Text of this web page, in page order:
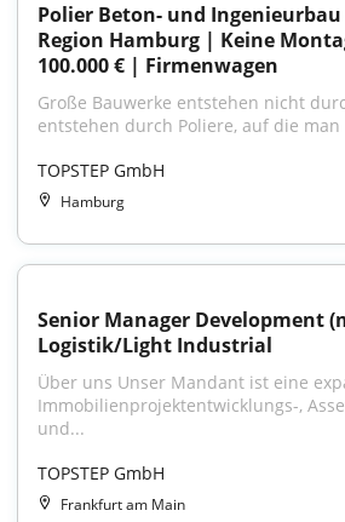
Polier Beton- und
Region Hamburg | Keine
100.000 € | Firmenwagen
Große Bauwerke entstehen nicht
entstehen durch Poliere, auf die man
TOPSTEP GmbH
Hamburg
Senior Manager Development
Logistik/Light Industrial
Über uns Unser Mandant ist eine
Immobilienprojektentwicklungs-,
und...
TOPSTEP GmbH
Frankfurt am Main